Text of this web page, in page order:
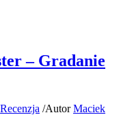
– Gradanie
Recenzja /AutorMaciek